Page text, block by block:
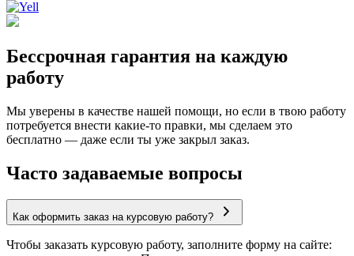
Бессрочная гарантия на каждую
работу
Мы уверены в качестве нашей помощи, но если в твою работу
потребуется внести какие-то правки, мы сделаем это
бесплатно — даже если ты уже закрыл заказ.
Часто задаваемые вопросы
Как оформить заказ на курсовую работу?
Чтобы заказать курсовую работу, заполните форму на сайте: